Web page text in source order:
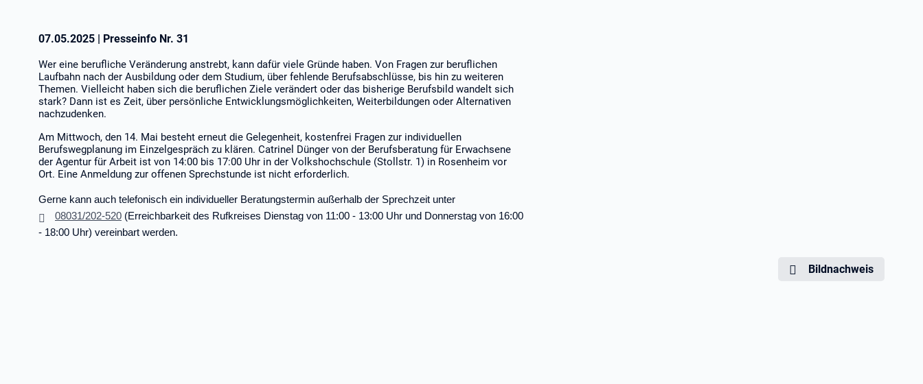
07.05.2025 | Presseinfo Nr. 31
Wer eine berufliche Veränderung anstrebt, kann dafür viele Gründe haben. Von Fragen zur beruflichen
Laufbahn nach der Ausbildung oder dem Studium, über fehlende Berufsabschlüsse, bis hin zu weiteren
Themen. Vielleicht haben sich die beruflichen Ziele verändert oder das bisherige Berufsbild wandelt sich
stark? Dann ist es Zeit, über persönliche Entwicklungsmöglichkeiten, Weiterbildungen oder Alternativen
nachzudenken.
Am Mittwoch, den 14. Mai besteht erneut die Gelegenheit, kostenfrei Fragen zur individuellen
Berufswegplanung im Einzelgespräch zu klären. Catrinel Dünger von der Berufsberatung für Erwachsene
der Agentur für Arbeit ist von 14:00 bis 17:00 Uhr in der Volkshochschule (Stollstr. 1) in Rosenheim vor
Ort. Eine Anmeldung zur offenen Sprechstunde ist nicht erforderlich.
Gerne kann auch telefonisch ein individueller Beratungstermin außerhalb der Sprechzeit unter
08031/202-520 (Erreichbarkeit des Rufkreises Dienstag von 11:00 - 13:00 Uhr und Donnerstag von 16:00
- 18:00 Uhr) vereinbart werden.
Bildnachweis